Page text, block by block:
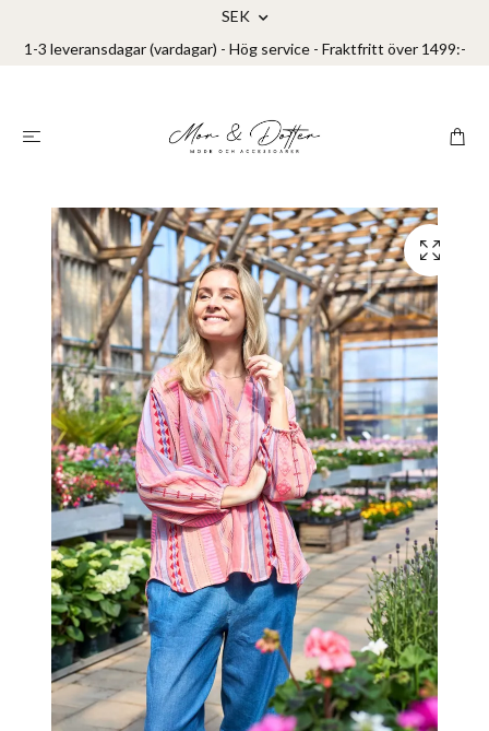
SEK
1-3 leveransdagar (vardagar) - Hög service - Fraktfritt över 1499:-